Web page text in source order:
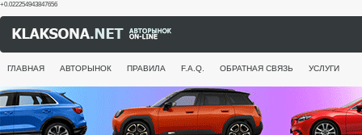
+0.022254943847656
ГЛАВНАЯ АВТОРЫНОК ПРАВИЛА F.A.Q. ОБРАТНАЯ СВЯЗЬ УСЛУГИ